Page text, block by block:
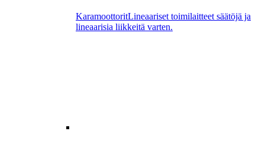
KaramoottoritLineaariset toimilaitteet säätöjä ja
lineaarisia liikkeitä varten.